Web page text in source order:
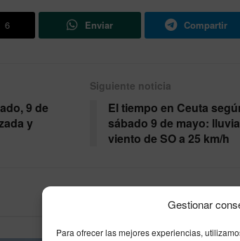
Gestionar
Para ofrecer las mejores experiencias,
6 Enviar Compartir
9 de
y
Siguiente noticia
El tiempo en Ceuta
sábado 9 de mayo:
viento de SO a 25 km/h